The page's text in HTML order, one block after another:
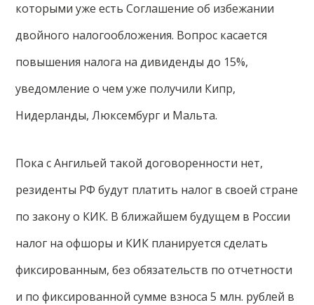
которыми уже есть Соглашение об избежании
двойного налогообложения. Вопрос касается
повышения налога на дивиденды до 15%,
уведомление о чем уже получили Кипр,
Нидерланды, Люксембург и Мальта.
Пока с Ангильей такой договоренности нет,
резиденты РФ будут платить налог в своей стране
по закону о КИК. В ближайшем будущем в России
налог на офшоры и КИК планируется сделать
фиксированным, без обязательств по отчетности
и по фиксированной сумме взноса 5 млн. рублей в